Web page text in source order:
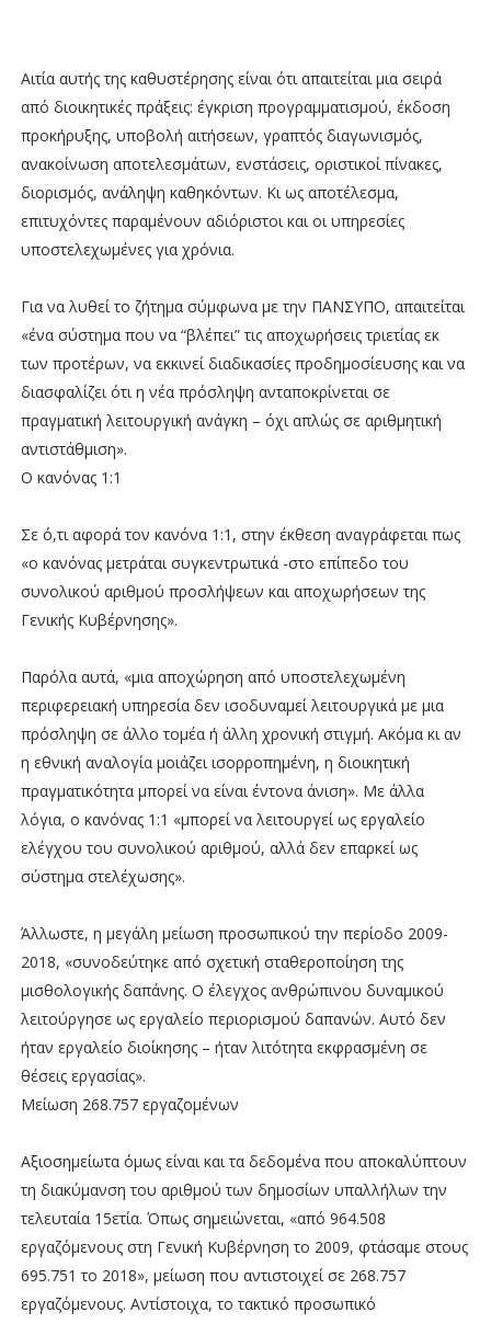
Αιτία αυτής της καθυστέρησης είναι ότι απαιτείται μια σειρά
από διοικητικές πράξεις: έγκριση προγραμματισμού, έκδοση
προκήρυξης, υποβολή αιτήσεων, γραπτός διαγωνισμός,
ανακοίνωση αποτελεσμάτων, ενστάσεις, οριστικοί πίνακες,
διορισμός, ανάληψη καθηκόντων. Κι ως αποτέλεσμα,
επιτυχόντες παραμένουν αδιόριστοι και οι υπηρεσίες
υποστελεχωμένες για χρόνια.
Για να λυθεί το ζήτημα σύμφωνα με την ΠΑΝΣΥΠΟ, απαιτείται
«ένα σύστημα που να “βλέπει” τις αποχωρήσεις τριετίας εκ
των προτέρων, να εκκινεί διαδικασίες προδημοσίευσης και να
διασφαλίζει ότι η νέα πρόσληψη ανταποκρίνεται σε
πραγματική λειτουργική ανάγκη – όχι απλώς σε αριθμητική
αντιστάθμιση».
Ο κανόνας 1:1
Σε ό,τι αφορά τον κανόνα 1:1, στην έκθεση αναγράφεται πως
«ο κανόνας μετράται συγκεντρωτικά -στο επίπεδο του
συνολικού αριθμού προσλήψεων και αποχωρήσεων της
Γενικής Κυβέρνησης».
Παρόλα αυτά, «μια αποχώρηση από υποστελεχωμένη
περιφερειακή υπηρεσία δεν ισοδυναμεί λειτουργικά με μια
πρόσληψη σε άλλο τομέα ή άλλη χρονική στιγμή. Ακόμα κι αν
η εθνική αναλογία μοιάζει ισορροπημένη, η διοικητική
πραγματικότητα μπορεί να είναι έντονα άνιση». Με άλλα
λόγια, ο κανόνας 1:1 «μπορεί να λειτουργεί ως εργαλείο
ελέγχου του συνολικού αριθμού, αλλά δεν επαρκεί ως
σύστημα στελέχωσης».
Άλλωστε, η μεγάλη μείωση προσωπικού την περίοδο 2009-
2018, «συνοδεύτηκε από σχετική σταθεροποίηση της
μισθολογικής δαπάνης. Ο έλεγχος ανθρώπινου δυναμικού
λειτούργησε ως εργαλείο περιορισμού δαπανών. Αυτό δεν
ήταν εργαλείο διοίκησης – ήταν λιτότητα εκφρασμένη σε
θέσεις εργασίας».
Μείωση 268.757 εργαζομένων
Αξιοσημείωτα όμως είναι και τα δεδομένα που αποκαλύπτουν
τη διακύμανση του αριθμού των δημοσίων υπαλλήλων την
τελευταία 15ετία. Όπως σημειώνεται, «από 964.508
εργαζόμενους στη Γενική Κυβέρνηση το 2009, φτάσαμε στους
695.751 το 2018», μείωση που αντιστοιχεί σε 268.757
εργαζόμενους. Αντίστοιχα, το τακτικό προσωπικό